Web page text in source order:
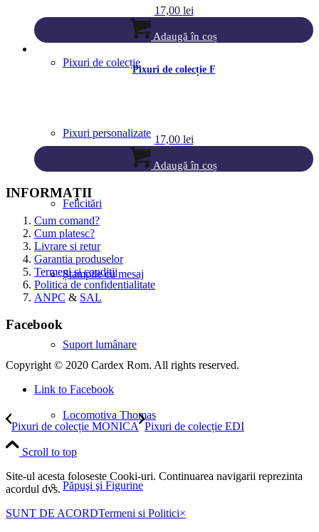
Pixuri de colecție
Pixuri personalizate
Felicitări
Ștampile cu mesaj
Suport lumânare
Locomotiva Thomas
Păpuşi şi Figurine
17,00 lei
Adaugă în coș
Pixuri de colecție F
17,00 lei
Adaugă în coș
INFORMAȚII
Cum comand?
Cum platesc?
Livrare si retur
Garantia produselor
Termeni si conditii
Politica de confidentialitate
ANPC & SAL
Facebook
Copyright © 2020 Cardex Rom. All rights reserved.
Link to Facebook
Pixuri de colecție MONICA Pixuri de colecție EDI
Scroll to top
Site-ul acesta foloseste Cooki-uri. Continuarea navigarii reprezinta
acordul dvs.
SUNT DE ACORDTermeni si Politici×